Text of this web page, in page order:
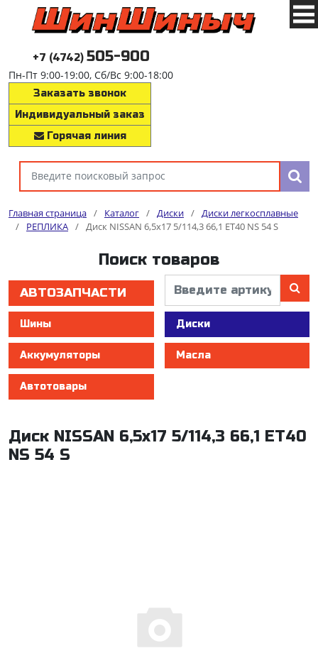
+7 (4742) 505-900
Пн-Пт 9:00-19:00, Сб/Вс 9:00-18:00
Заказать звонок
Индивидуальный заказ
Горячая линия
Главная страница / Каталог / Диски / Диски легкосплавные
/
РЕПЛИКА / Диск NISSAN 6,5x17 5/114,3 66,1 ET40 NS 54 S
Поиск товаров
АВТОЗАПЧАСТИ
Шины Диски
Аккумуляторы Масла
Автотовары
Диск NISSAN 6,5x17 5/114,3 66,1 ET40
NS 54 S